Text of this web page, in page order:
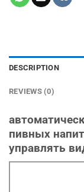
DESCRIPTION
REVIEWS (0)
пивных
управлять